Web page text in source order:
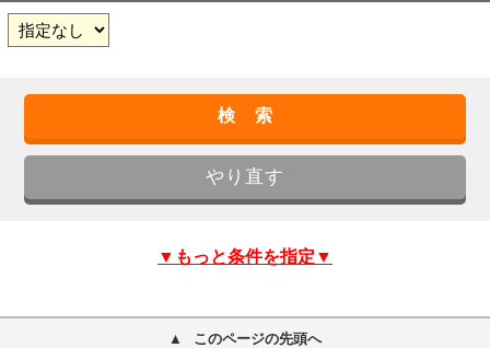
▼もっと条件を指定▼
このページの先頭へ